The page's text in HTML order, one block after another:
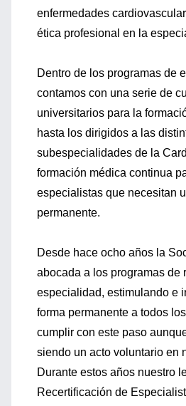
enfermedades
ética profesional en la
Dentro de los programas de
contamos con una serie de
universitarios para la
hasta los dirigidos a las
subespecialidades de la
formación médica continua
especialistas que necesitan
permanente.
Desde hace ocho años la
abocada a los programas de
especialidad, estimulando e
forma permanente a todos
cumplir con este paso
siendo un acto voluntario en
Durante estos años nuestro
Recertificación de